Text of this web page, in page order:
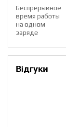
Беспрерывное
время работы
на одном
заряде
Відгуки